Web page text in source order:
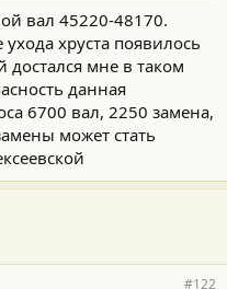
вал 45220-48170.
хруста появилось
достался мне в таком
данная
6700 вал, 2250 замена,
может стать
#122